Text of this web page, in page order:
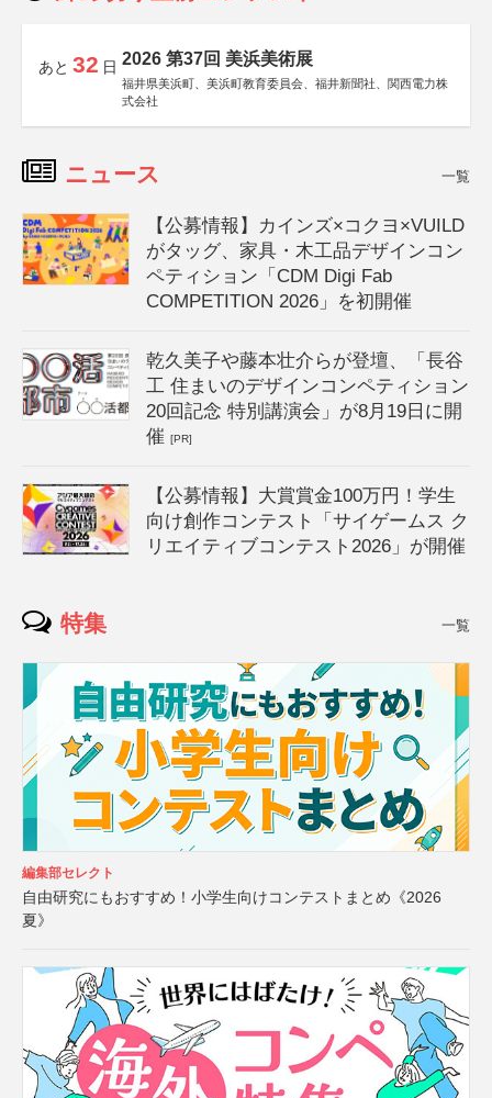
あと 32 日 2026 第37回 美浜美術展
福井県美浜町、美浜町教育委員会、福井新聞社、関西電力株
式会社
ニュース 一覧
【公募情報】カインズ×コクヨ×VUILD
がタッグ、家具・木工品デザインコン
ペティション「CDM Digi Fab
COMPETITION 2026」を初開催
乾久美子や藤本壮介らが登壇、「長谷
工 住まいのデザインコンペティション
20回記念 特別講演会」が8月19日に開
催[PR]
【公募情報】大賞賞金100万円！学生
向け創作コンテスト「サイゲームス ク
リエイティブコンテスト2026」が開催
特集 一覧
編集部セレクト
自由研究にもおすすめ！小学生向けコンテストまとめ《2026
夏》